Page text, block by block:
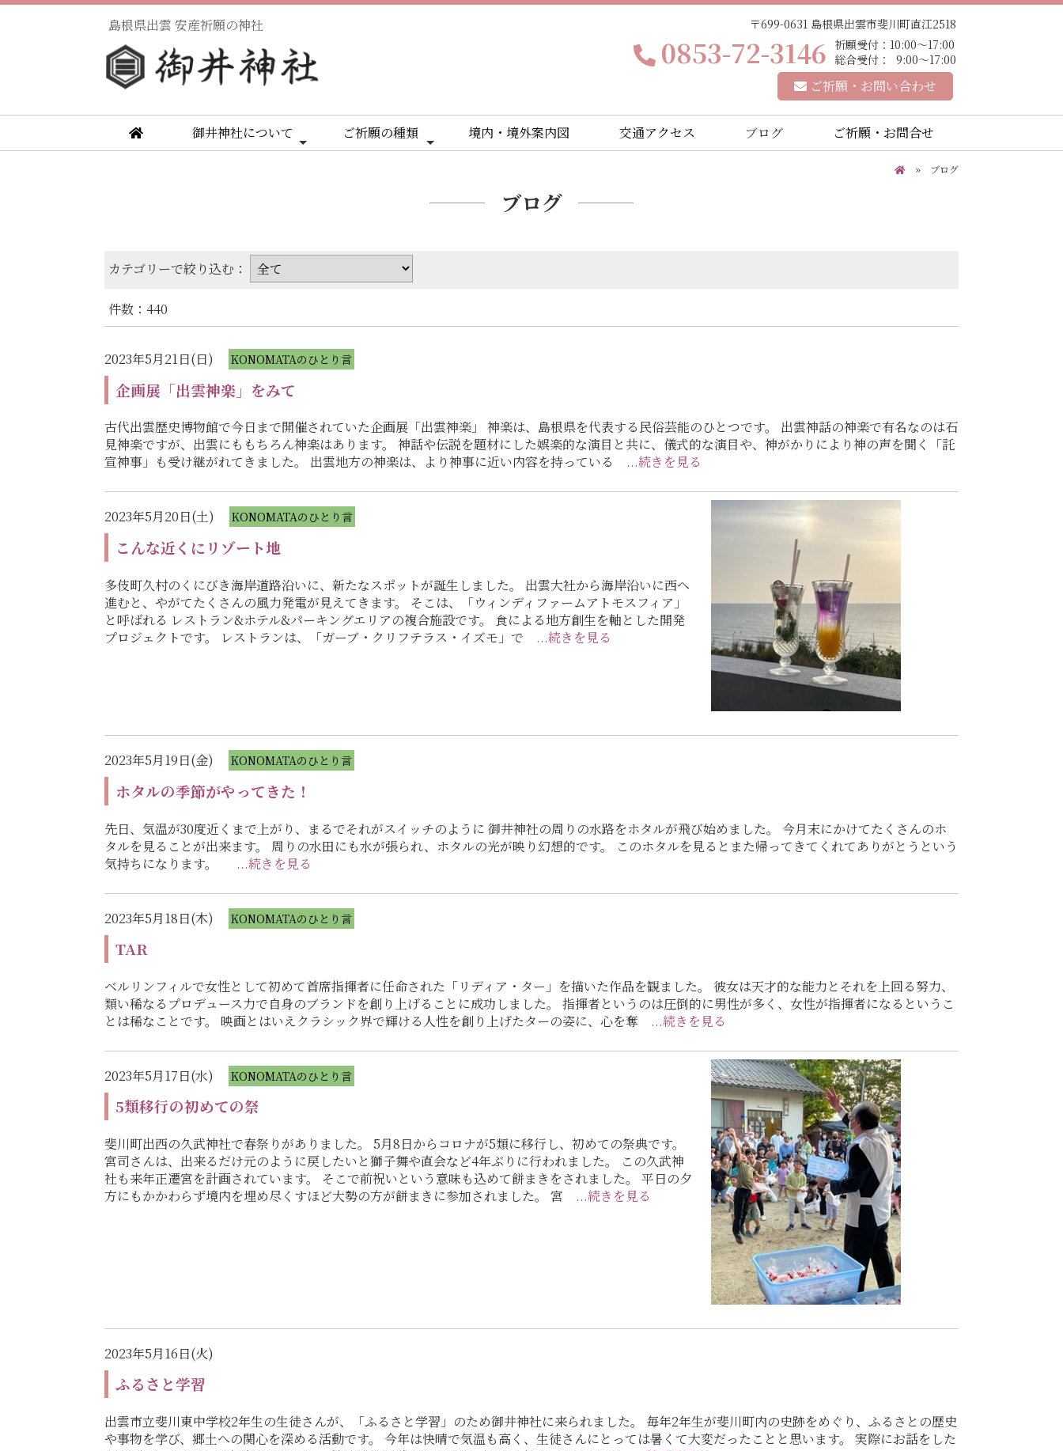
島根県出雲 安産祈願の神社 〒699-0631 島根県出雲市斐川町直江2518
0853-72-3146 祈願受付：10:00～17:00
総合受付： 9:00～17:00
ご祈願・お問い合わせ
御井神社について ご祈願の種類 境内・境外案内図 交通アクセス ブログ ご祈願・お問合せ
» ブログ
ブログ
カテゴリーで絞り込む：
件数：440
2023年5月21日(日) KONOMATAのひとり言
企画展「出雲神楽」をみて
古代出雲歴史博物館で今日まで開催されていた企画展「出雲神楽」 神楽は、島根県を代表する民俗芸能のひとつです。 出雲神話の神楽で有名なのは石
見神楽ですが、出雲にももちろん神楽はあります。 神話や伝説を題材にした娯楽的な演目と共に、儀式的な演目や、神がかりにより神の声を聞く「託
宣神事」も受け継がれてきました。 出雲地方の神楽は、より神事に近い内容を持っている ...続きを見る
2023年5月20日(土) KONOMATAのひとり言
こんな近くにリゾート地
多伎町久村のくにびき海岸道路沿いに、新たなスポットが誕生しました。 出雲大社から海岸沿いに西へ
進むと、やがてたくさんの風力発電が見えてきます。 そこは、「ウィンディファームアトモスフィア」
と呼ばれる レストラン&ホテル&パーキングエリアの複合施設です。 食による地方創生を軸とした開発
プロジェクトです。 レストランは、「ガーブ・クリフテラス・イズモ」で ...続きを見る
2023年5月19日(金) KONOMATAのひとり言
ホタルの季節がやってきた！
先日、気温が30度近くまで上がり、まるでそれがスイッチのように 御井神社の周りの水路をホタルが飛び始めました。 今月末にかけてたくさんのホ
タルを見ることが出来ます。 周りの水田にも水が張られ、ホタルの光が映り幻想的です。 このホタルを見るとまた帰ってきてくれてありがとうという
気持ちになります。 ...続きを見る
2023年5月18日(木) KONOMATAのひとり言
TAR
ベルリンフィルで女性として初めて首席指揮者に任命された「リディア・ター」を描いた作品を観ました。 彼女は天才的な能力とそれを上回る努力、
類い稀なるプロデュース力で自身のブランドを創り上げることに成功しました。 指揮者というのは圧倒的に男性が多く、女性が指揮者になるというこ
とは稀なことです。 映画とはいえクラシック界で輝ける人性を創り上げたターの姿に、心を奪 ...続きを見る
2023年5月17日(水) KONOMATAのひとり言
5類移行の初めての祭
斐川町出西の久武神社で春祭りがありました。 5月8日からコロナが5類に移行し、初めての祭典です。
宮司さんは、出来るだけ元のように戻したいと獅子舞や直会など4年ぶりに行われました。 この久武神
社も来年正遷宮を計画されています。 そこで前祝いという意味も込めて餅まきをされました。 平日の夕
方にもかかわらず境内を埋め尽くすほど大勢の方が餅まきに参加されました。 宮 ...続きを見る
2023年5月16日(火)
ふるさと学習
出雲市立斐川東中学校2年生の生徒さんが、「ふるさと学習」のため御井神社に来られました。 毎年2年生が斐川町内の史跡をめぐり、ふるさとの歴史
や事物を学び、郷土への関心を深める活動です。 今年は快晴で気温も高く、生徒さんにとっては暑くて大変だったことと思います。 実際にお話をした